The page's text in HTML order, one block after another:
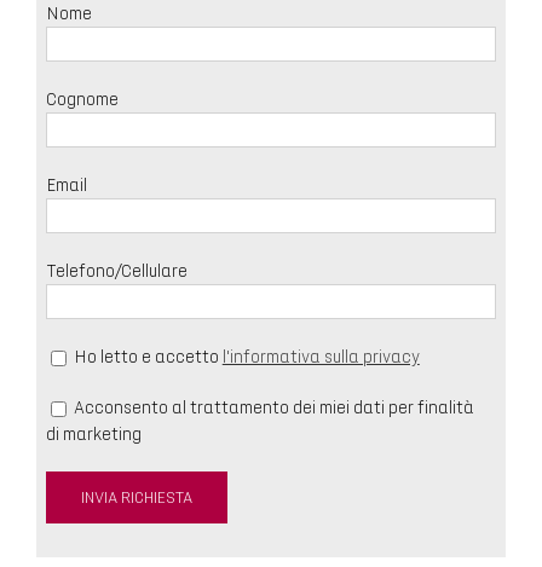
Nome
Cognome
Email
Telefono/Cellulare
Ho letto e accetto l'informativa sulla privacy
Acconsento al trattamento dei miei dati per finalità
di marketing